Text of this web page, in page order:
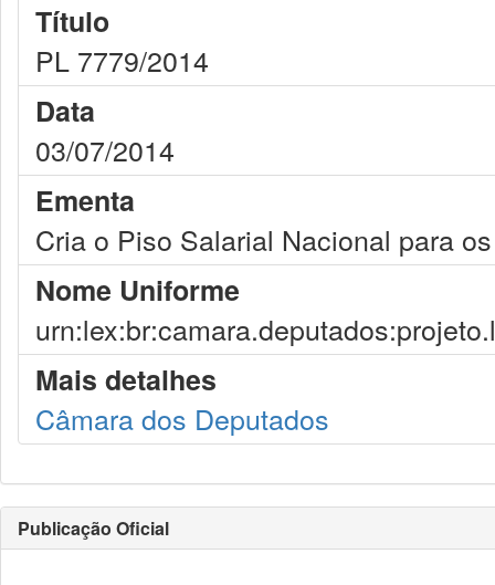
Título
PL 7779/2014
Data
03/07/2014
Ementa
Cria o Piso Salarial Nacional para
Nome Uniforme
Mais detalhes
Câmara dos Deputados
Publicação Oficial